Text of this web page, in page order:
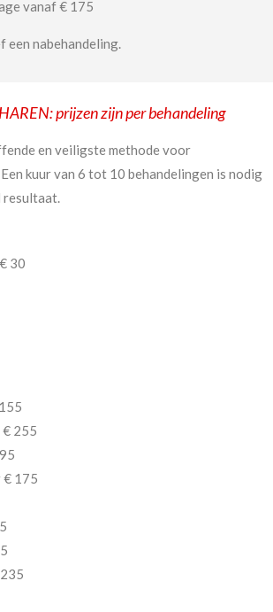
vanaf € 175
een nabehandeling.
prijzen zijn per behandeling
en veiligste methode voor
kuur van 6 tot 10 behandelingen is nodig
resultaat.
30
€ 255
€ 175